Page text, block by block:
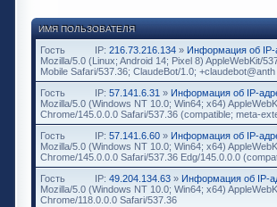
ИМЯ ПОЛЬЗОВАТЕЛЯ
Гость IP: 216.73.216.134 » Информация об IP-
Mozilla/5.0 (Linux; Android 14; Pixel 8) AppleWebKit/
Mobile Safari/537.36; ClaudeBot/1.0; +claudebot@anth
Гость
IP: 57.141.6.31 » Информация об IP-
Mozilla/5.0 (Windows NT 10.0; Win64; x64)
Chrome/145.0.0.0 Safari/537.36 (compatible; meta-
Гость
IP: 57.141.6.60 » Информация об IP-
Mozilla/5.0 (Windows NT 10.0; Win64; x64)
Chrome/145.0.0.0 Safari/537.36 Edg/145.0.0.0
Гость
IP: 49.204.134.63 » Информация об IP-
Mozilla/5.0 (Windows NT 10.0; Win64; x64)
Chrome/118.0.0.0 Safari/537.36